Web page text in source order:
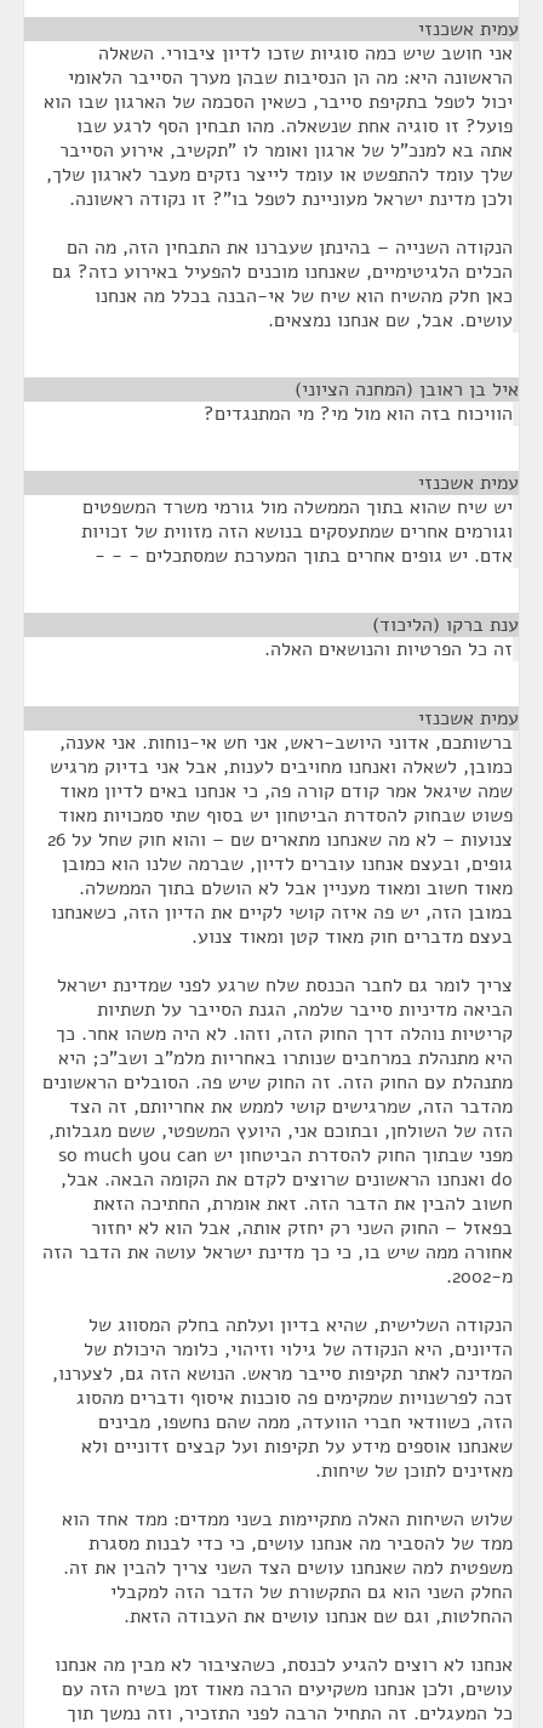
עמית אשכנזי
אני חושב שיש כמה סוגיות שזכו לדיון ציבורי. השאלה
הראשונה היא: מה הן הנסיבות שבהן מערך הסייבר הלאומי
יכול לטפל בתקיפת סייבר, כשאין הסכמה של הארגון שבו הוא
פועל? זו סוגיה אחת שנשאלה. מהו תבחין הסף לרגע שבו
אתה בא למנכ"ל של ארגון ואומר לו "תקשיב, אירוע הסייבר
שלך עומד להתפשט או עומד לייצר נזקים מעבר לארגון שלך,
ולכן מדינת ישראל מעוניינת לטפל בו"? זו נקודה ראשונה.
הנקודה השנייה – בהינתן שעברנו את התבחין הזה, מה הם
הכלים הלגיטימיים, שאנחנו מוכנים להפעיל באירוע כזה? גם
כאן חלק מהשיח הוא שיח של אי-הבנה בכלל מה אנחנו
עושים. אבל, שם אנחנו נמצאים.
איל בן ראובן (המחנה הציוני)
הוויכוח בזה הוא מול מי? מי המתנגדים?
עמית אשכנזי
יש שיח שהוא בתוך הממשלה מול גורמי משרד המשפטים
וגורמים אחרים שמתעסקים בנושא הזה מזווית של זכויות
אדם. יש גופים אחרים בתוך המערכת שמסתכלים - - -
ענת ברקו (הליכוד)
זה כל הפרטיות והנושאים האלה.
עמית אשכנזי
ברשותכם, אדוני היושב-ראש, אני חש אי-נוחות. אני אענה,
כמובן, לשאלה ואנחנו מחויבים לענות, אבל אני בדיוק מרגיש
שמה שיגאל אמר קודם קורה פה, כי אנחנו באים לדיון מאוד
פשוט שבחוק להסדרת הביטחון יש בסוף שתי סמכויות מאוד
צנועות – לא מה שאנחנו מתארים שם – והוא חוק שחל על 26
גופים, ובעצם אנחנו עוברים לדיון, שברמה שלנו הוא כמובן
מאוד חשוב ומאוד מעניין אבל לא הושלם בתוך הממשלה.
במובן הזה, יש פה איזה קושי לקיים את הדיון הזה, כשאנחנו
בעצם מדברים חוק מאוד קטן ומאוד צנוע.
צריך לומר גם לחבר הכנסת שלח שרגע לפני שמדינת ישראל
הביאה מדיניות סייבר שלמה, הגנת הסייבר על תשתיות
קריטיות נוהלה דרך החוק הזה, וזהו. לא היה משהו אחר. כך
היא מתנהלת במרחבים שנותרו באחריות מלמ"ב ושב"כ; היא
מתנהלת עם החוק הזה. זה החוק שיש פה. הסובלים הראשונים
מהדבר הזה, שמרגישים קושי לממש את אחריותם, זה הצד
הזה של השולחן, ובתוכם אני, היועץ המשפטי, ששם מגבלות,
מפני שבתוך החוק להסדרת הביטחון יש so much you can
do ואנחנו הראשונים שרוצים לקדם את הקומה הבאה. אבל,
חשוב להבין את הדבר הזה. זאת אומרת, החתיכה הזאת
בפאזל – החוק השני רק יחזק אותה, אבל הוא לא יחזור
אחורה ממה שיש בו, כי כך מדינת ישראל עושה את הדבר הזה
מ-2002.
הנקודה השלישית, שהיא בדיון ועלתה בחלק המסווג של
הדיונים, היא הנקודה של גילוי וזיהוי, כלומר היכולת של
המדינה לאתר תקיפות סייבר מראש. הנושא הזה גם, לצערנו,
זכה לפרשנויות שמקימים פה סוכנות איסוף ודברים מהסוג
הזה, כשוודאי חברי הוועדה, ממה שהם נחשפו, מבינים
שאנחנו אוספים מידע על תקיפות ועל קבצים זדוניים ולא
מאזינים לתוכן של שיחות.
שלוש השיחות האלה מתקיימות בשני ממדים: ממד אחד הוא
ממד של להסביר מה אנחנו עושים, כי כדי לבנות מסגרת
משפטית למה שאנחנו עושים הצד השני צריך להבין את זה.
החלק השני הוא גם התקשורת של הדבר הזה למקבלי
ההחלטות, וגם שם אנחנו עושים את העבודה הזאת.
אנחנו לא רוצים להגיע לכנסת, כשהציבור לא מבין מה אנחנו
עושים, ולכן אנחנו משקיעים הרבה מאוד זמן בשיח הזה עם
כל המעגלים. זה התחיל הרבה לפני התזכיר, וזה נמשך תוך